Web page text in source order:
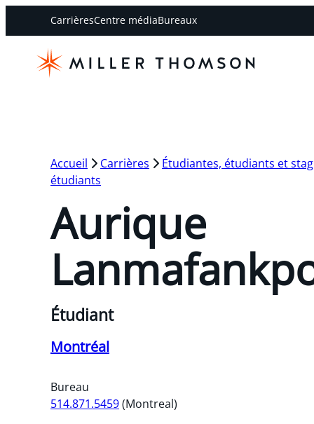
CarrièresCentre médiaBureaux
Accueil Carrières
Étudiantes, étudiants et
étudiants
Aurique
Étudiant
Montréal
Bureau
514.871.5459(Montreal)